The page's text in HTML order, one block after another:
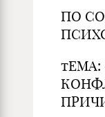
ПО